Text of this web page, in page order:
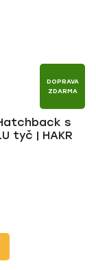
DOPRAVA
ZDARMA
s
tyč | HAKR